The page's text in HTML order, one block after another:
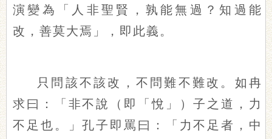
演變為「人非聖賢，孰能無過？知過能
改，善莫大焉」，即此義。
只問該不該改，不問難不難改。如冉
求曰：「非不說（即「悅」）子之道，力
不足也。」孔子即罵曰：「力不足者，中